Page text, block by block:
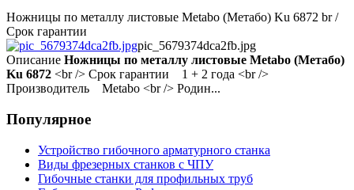
Ножницы по металлу листовые Metabo (Метабо) Ku 6872 br /
Срок гарантии
pic_5679374dca2fb.jpg
Описание Ножницы по металлу листовые Metabo (Метабо)
Ku 6872 <br /> Срок гарантии 1 + 2 года <br />
Производитель Metabo <br /> Родин...
Популярное
Устройство гибочного арматурного станка
Виды фрезерных станков с ЧПУ
Гибочные станки для профильных труб